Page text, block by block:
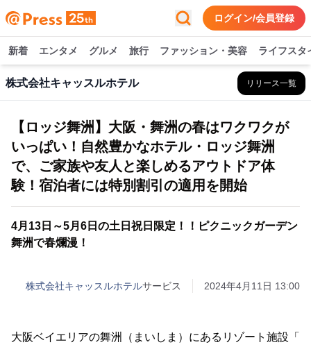
ログイン/会員登録
新着 エンタメ グルメ 旅行 ファッション・美容 ライフスタ
株式会社キャッスルホテル リリース一覧
【ロッジ舞洲】大阪・舞洲の春はワクワクが
いっぱい！自然豊かなホテル・ロッジ舞洲
で、ご家族や友人と楽しめるアウトドア体
験！宿泊者には特別割引の適用を開始
4月13日～5月6日の土日祝日限定！！ピクニックガーデン
舞洲で春爛漫！
株式会社キャッスルホテルサービス 2024年4月11日 13:00
大阪ベイエリアの舞洲（まいしま）にあるリゾート施設「